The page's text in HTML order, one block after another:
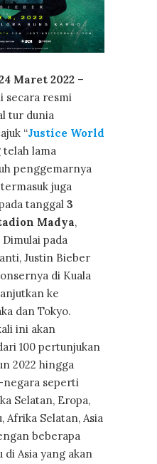
Maret 2022 –
secara resmi
tur dunia
“Justice World
telah lama
penggemarnya
juga
tanggal 3
Madya,
Dimulai pada
Justin Bieber
di Kuala
ke
dan Tokyo.
ini akan
100 pertunjukan
2022 hingga
negara seperti
Selatan, Eropa,
Afrika Selatan, Asia
beberapa
di Asia yang akan